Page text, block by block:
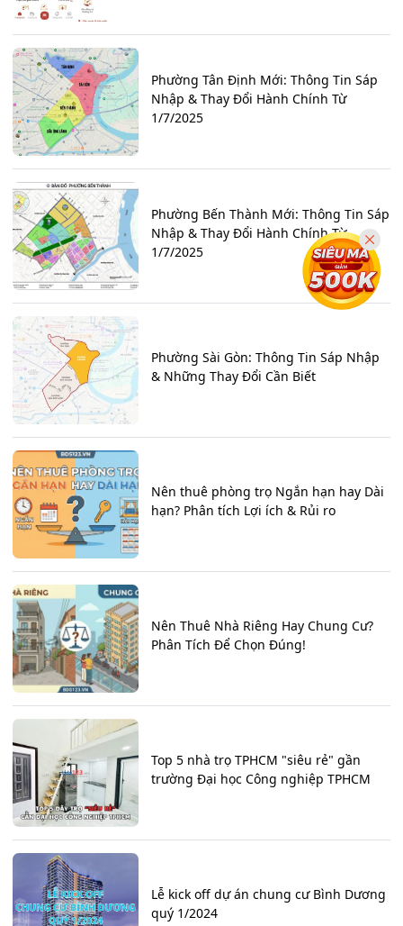
Phường Tân Định Mới: Thông Tin Sáp
Nhập & Thay Đổi Hành Chính Từ
1/7/2025
Phường Bến Thành Mới: Thông Tin Sáp
Nhập & Thay Đổi Hành Chính Từ
1/7/2025
Phường Sài Gòn: Thông Tin Sáp Nhập
& Những Thay Đổi Cần Biết
Nên thuê phòng trọ Ngắn hạn hay Dài
hạn? Phân tích Lợi ích & Rủi ro
Nên Thuê Nhà Riêng Hay Chung Cư?
Phân Tích Để Chọn Đúng!
Top 5 nhà trọ TPHCM "siêu rẻ" gần
trường Đại học Công nghiệp TPHCM
Lễ kick off dự án chung cư Bình Dương
quý 1/2024